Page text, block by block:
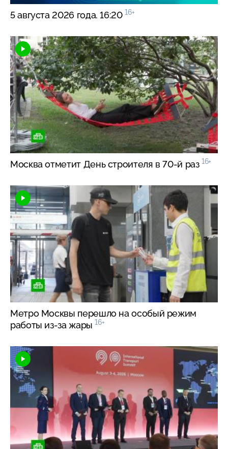
5 августа 2026 года. 16:20 16+
Москва отметит День строителя в70-й раз 16+
Метро Москвы перешло на особый режим
работы из-за жары 16+